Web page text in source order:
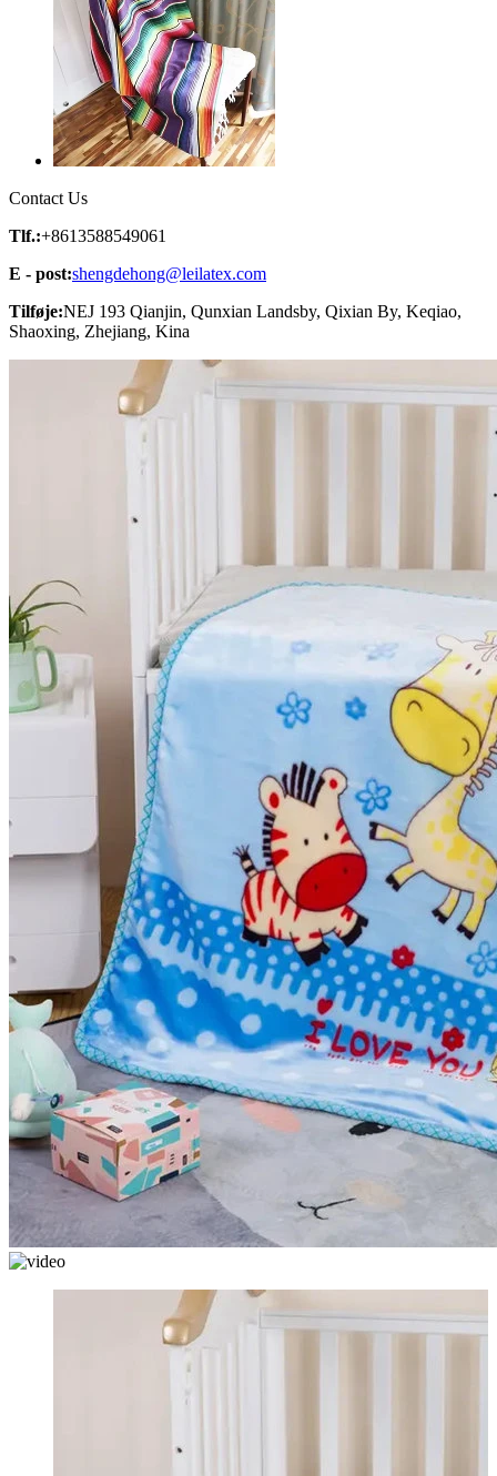
Contact Us
Tlf.:+8613588549061
E - post:shengdehong@leilatex.com
Tilføje:NEJ 193 Qianjin, Qunxian Landsby, Qixian By, Keqiao,
Shaoxing, Zhejiang, Kina